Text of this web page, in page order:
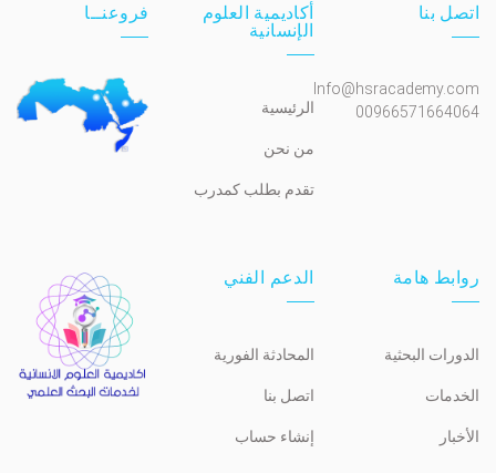
اتصل بنا
Info@hsracademy.com
00966571664064
أكاديمية العلوم
الإنسانية
الرئيسية
من نحن
تقدم بطلب كمدرب
فروعنــا
روابط هامة
الدورات البحثية
الخدمات
الأخبار
الدعم الفني
المحادثة الفورية
اتصل بنا
إنشاء حساب